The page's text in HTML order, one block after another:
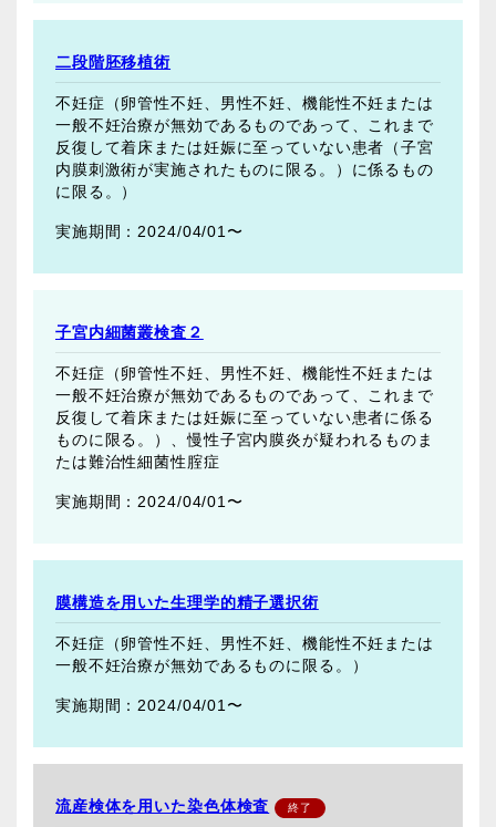
二段階胚移植術
不妊症（卵管性不妊、男性不妊、機能性不妊または
一般不妊治療が無効であるものであって、これまで
反復して着床または妊娠に至っていない患者（子宮
内膜刺激術が実施されたものに限る。）に係るもの
に限る。）
2024/04/01〜
子宮内細菌叢検査２
不妊症（卵管性不妊、男性不妊、機能性不妊または
一般不妊治療が無効であるものであって、これまで
反復して着床または妊娠に至っていない患者に係る
ものに限る。）、慢性子宮内膜炎が疑われるものま
たは難治性細菌性腟症
2024/04/01〜
膜構造を用いた生理学的精子選択術
不妊症（卵管性不妊、男性不妊、機能性不妊または
一般不妊治療が無効であるものに限る。）
2024/04/01〜
流産検体を用いた染色体検査